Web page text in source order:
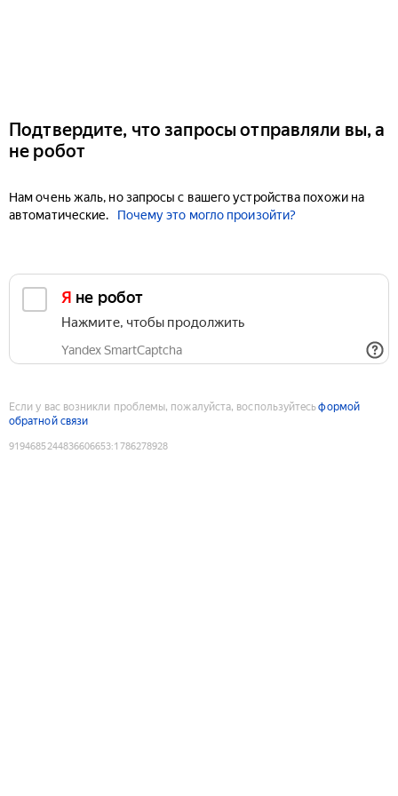
Подтвердите, что запросы отправляли вы, а
не робот
Нам очень жаль, но запросы с вашего устройства похожи на
автоматические.
Почему это могло произойти?
Я не робот
Нажмите, чтобы продолжить
Yandex SmartCaptcha
Если у вас возникли проблемы, пожалуйста, воспользуйтесьформой
обратной связи
9194685244836606653:1786278928